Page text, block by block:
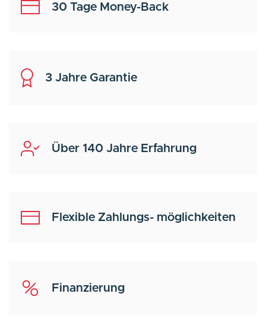
30 Tage Money-Back
3 Jahre Garantie
Über 140 Jahre Erfahrung
Flexible Zahlungs- möglichkeiten
Finanzierung